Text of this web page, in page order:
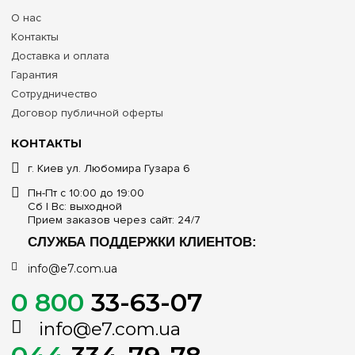
модулей (шириной 18 мм)
Степень защиты от пыли и влаги
IP65 (максимальная герметичность для уличных и
промышленных условий)
Вариант монтажной интеграции
Наружный (накладной / навесной монтаж на стену или
опору)
Тип и особенности фронтальной дверцы
Прозрачная зеленая, со встроенной защелкой и
резиновым герметизирующим контуром
Наличие клеммных блоков заземления/ноля
Нет в комплекте (приобретаются отдельно при
необходимости сквозной разводки линий)
КОНТАКТЫ
г. Киев ул. Любомира Гузара 6
Пн-Пт с 10:00 до 19:00
Сб | Вс: выходной
Прием заказов через сайт: 24/7
СЛУЖБА ПОДДЕРЖКИ КЛИЕНТОВ:
info@e7.com.ua
0 800 33-63-07
info@e7.com.ua
О нас
Контакты
Доставка и оплата
Гарантия
Сотрудничество
Договор публичной оферты